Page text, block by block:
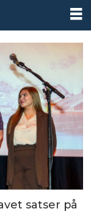
satser på